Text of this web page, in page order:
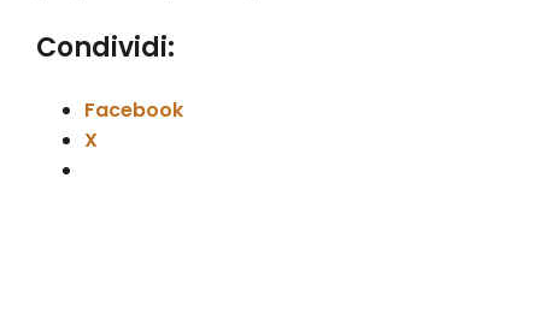
Condividi:
Facebook
X